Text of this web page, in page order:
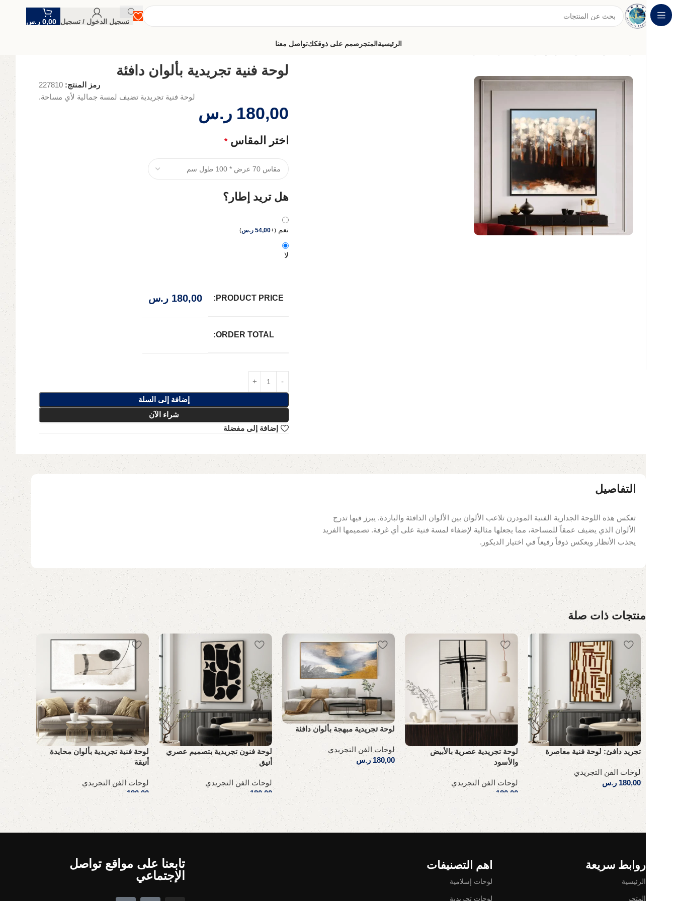
تسجيل الدخول / تسجيل 0,00 ر.س
الرئيسيةالمتجر صمم على ذوقككتواصل معنا
لوحة فنية تجريدية بألوان دافئة
رمز المنتج: 227810
لوحة فنية تجريدية تضيف لمسة جمالية لأي مساحة.
180,00 ر.س
اختر المقاس *
هل تريد إطار؟
نعم (
+
54,00 ر.س)
لا
PRODUCT PRICE:
180,00 ر.س
ORDER TOTAL:
إضافة إلى السلة
شراء الآن
إضافة إلى مفضلة
التفاصيل
تعكس هذه اللوحة الجدارية الفنية المودرن تلاعب الألوان بين الألوان الدافئة والباردة. يبرز فيها تدرج
الألوان الذي يضيف عمقاً للمساحة، مما يجعلها مثالية لإضفاء لمسة فنية على أي غرفة. تصميمها الفريد
يجذب الأنظار ويعكس ذوقاً رفيعاً في اختيار الديكور.
منتجات ذات صلة
تجريد دافئ: لوحة فنية معاصرة
لوحات الفن التجريدي
180,00 ر.س
إضافة إلى السلة
لوحة تجريدية عصرية بالأبيض
والأسود
لوحات الفن التجريدي
180,00 ر.س
إضافة إلى السلة
لوحة تجريدية مبهجة بألوان دافئة
لوحات الفن التجريدي
180,00 ر.س
إضافة إلى السلة
لوحة فنون تجريدية بتصميم عصري
أنيق
لوحات الفن التجريدي
180,00 ر.س
إضافة إلى السلة
لوحة فنية تجريدية بألوان محايدة
أنيقة
لوحات الفن التجريدي
180,00 ر.س
إضافة إلى السلة
لوحة
لوحات
180,00
إضافة
Read More
روابط سريعة
الرئيسية
المتجر
اهم التصنيفات
لوحات إسلامية
لوحات تجريدية
تابعنا على مواقع تواصل
الإجتماعي